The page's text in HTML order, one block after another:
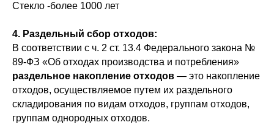
Стекло -более 1000 лет
4. Раздельный сбор отходов:
В соответствии с ч. 2 ст. 13.4 Федерального закона №
89-ФЗ «Об отходах производства и потребления»
раздельное накопление отходов — это накопление
отходов, осуществляемое путем их раздельного
складирования по видам отходов, группам отходов,
группам однородных отходов.